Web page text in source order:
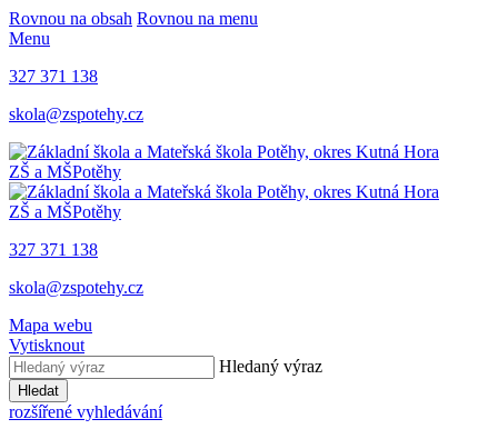
Rovnou na obsah Rovnou na menu
Menu
327 371 138
skola@zspotehy.cz
ZŠ a MŠPotěhy
ZŠ a MŠPotěhy
327 371 138
skola@zspotehy.cz
Mapa webu
Vytisknout
Hledaný výraz
Hledat
rozšířené vyhledávání